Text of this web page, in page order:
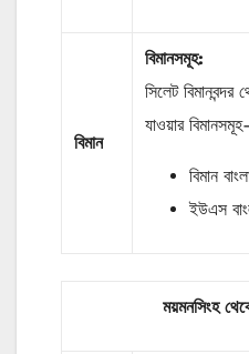
বিমান
বিমানসমূহ:
সিলেট বিমানবন্দর
যাওয়ার বিমানসমূহ-
বিমান
ইউএস
ময়মনসিংহ